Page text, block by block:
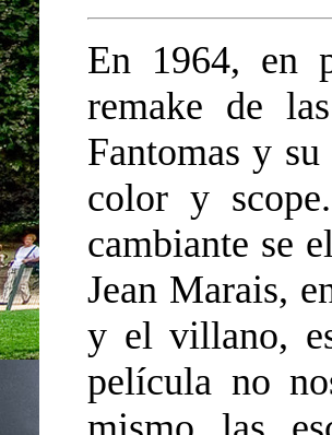
En 1964, en
remake de
Fantomas y
color y
cambiante se
Jean Marais,
y el villano,
película no